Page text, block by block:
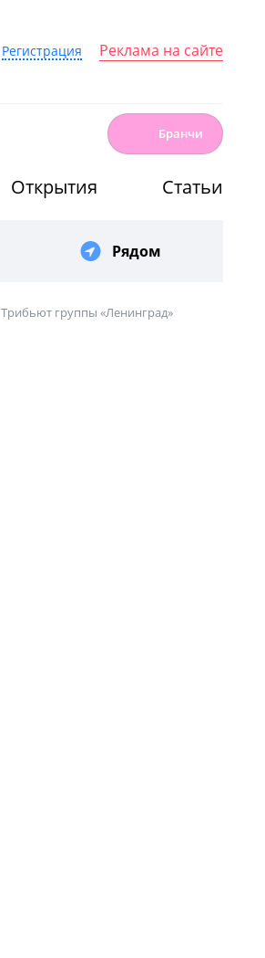
Регистрация Реклама на сайте
Бранчи
Открытия Статьи
Рядом
Трибьют группы «Ленинград»